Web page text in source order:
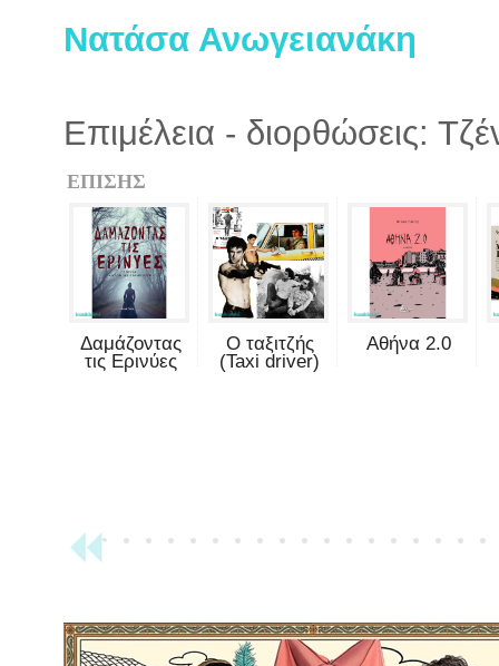
Νατάσα Ανωγειανάκη
Επιμέλεια - διορθώσεις:
ΕΠΙΣΗΣ
Δαμάζοντας
τις Ερινύες
Ο ταξιτζής
(Taxi driver)
Αθήνα 2.0